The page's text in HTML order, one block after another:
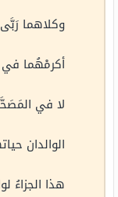
وكلاهما
أكرمْهُما في
لا في
الوالدان
هذا الجزاءُ